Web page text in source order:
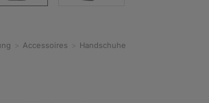
Accessoires
Handschuhe